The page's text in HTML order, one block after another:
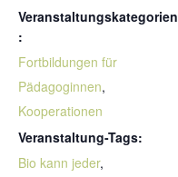
Veranstaltungskategorien
:
Fortbildungen für
Pädagoginnen,
Kooperationen
Veranstaltung-Tags:
Bio kann jeder,